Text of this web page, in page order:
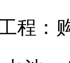
程：